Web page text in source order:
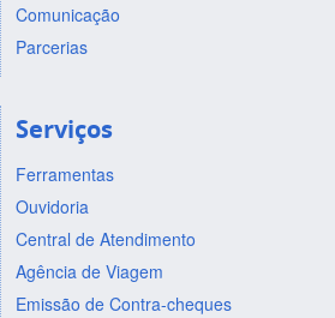
Comunicação
Parcerias
Serviços
Ferramentas
Ouvidoria
Central de Atendimento
Agência de Viagem
Emissão de Contra-cheques